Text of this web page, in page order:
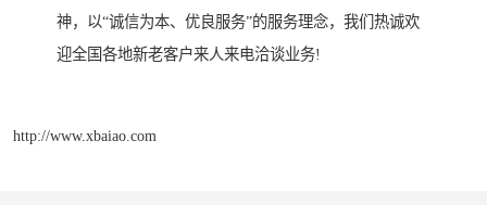
神，以“诚信为本、优良服务”的服务理念，我们热诚欢
迎全国各地新老客户来人来电洽谈业务!
http://www.xbaiao.com